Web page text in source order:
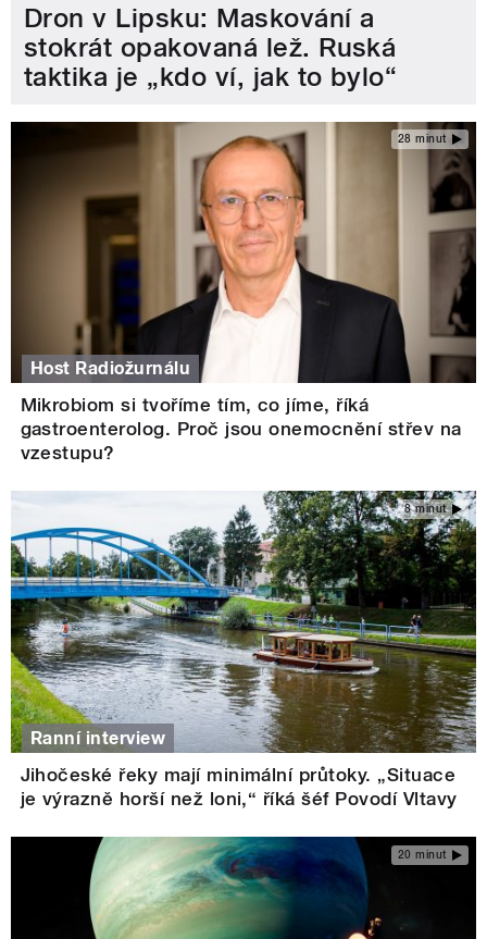
Dron v Lipsku: Maskování a
stokrát opakovaná lež. Ruská
taktika je „kdo ví, jak to bylo“
28 minut
Host Radiožurnálu
Mikrobiom si tvoříme tím, co jíme, říká
gastroenterolog. Proč jsou onemocnění střev na
vzestupu?
8 minut
Ranní interview
Jihočeské řeky mají minimální průtoky. „Situace
je výrazně horší než loni,“ říká šéf Povodí Vltavy
20 minut